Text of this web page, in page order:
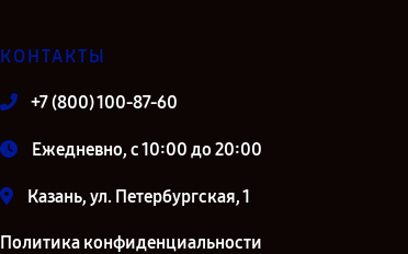
КОНТАКТЫ
+7 (800) 100-87-60
Ежедневно, с 10:00 до 20:00
Казань, ул. Петербургская, 1
Политика конфиденциальности